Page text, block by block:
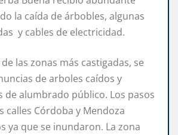
la caída de árbobles, algunas
y cables de electricidad.
las zonas más castigadas, se
de arboles caídos y
de alumbrado público. Los pasos
calles Córdoba y Mendoza
ya que se inundaron. La zona